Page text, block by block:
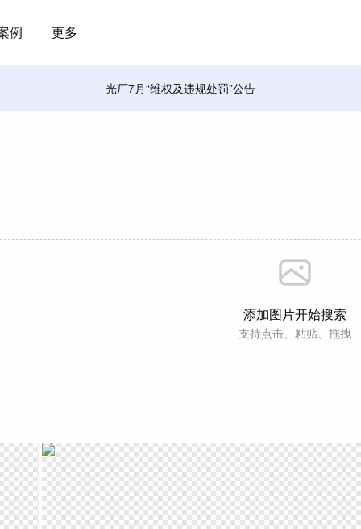
例 更多
光厂7月“维权及违规处罚”公告
添加图片开始搜索
支持点击、粘贴、拖拽